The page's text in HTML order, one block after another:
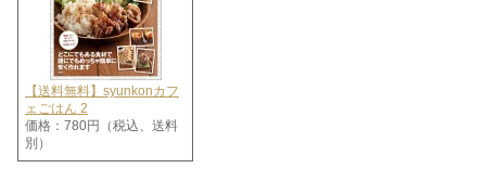
【送料無料】syunkonカフ
ェごはん 2
価格：780円（税込、送料
別）